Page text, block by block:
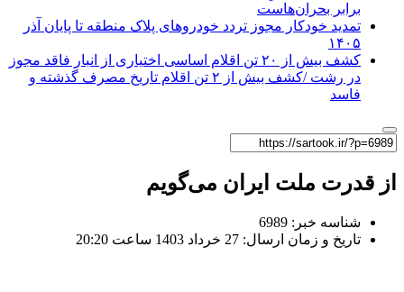
برابر بحران‌هاست
تمدید خودکار مجوز تردد خودروهای پلاک منطقه تا پایان آذر
۱۴۰۵
کشف بیش از ۲۰ تن اقلام اساسی اختیاری از انبار فاقد مجوز
در رشت /کشف بیش از ۲ تن اقلام تاریخ مصرف گذشته و
فاسد
از قدرت ملت ایران می‌گویم
شناسه خبر: 6989
تاریخ و زمان ارسال: 27 خرداد 1403 ساعت 20:20